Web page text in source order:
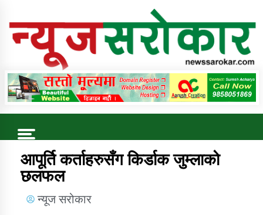
Online News Portal
Trending Now
कुषि बिकास कार्यालय जुम्ला सुचना सन्देश
आपूर्ति कर्ताहरुसँग किर्डाक जुम्लाको
छलफल
न्यूज सरोकार